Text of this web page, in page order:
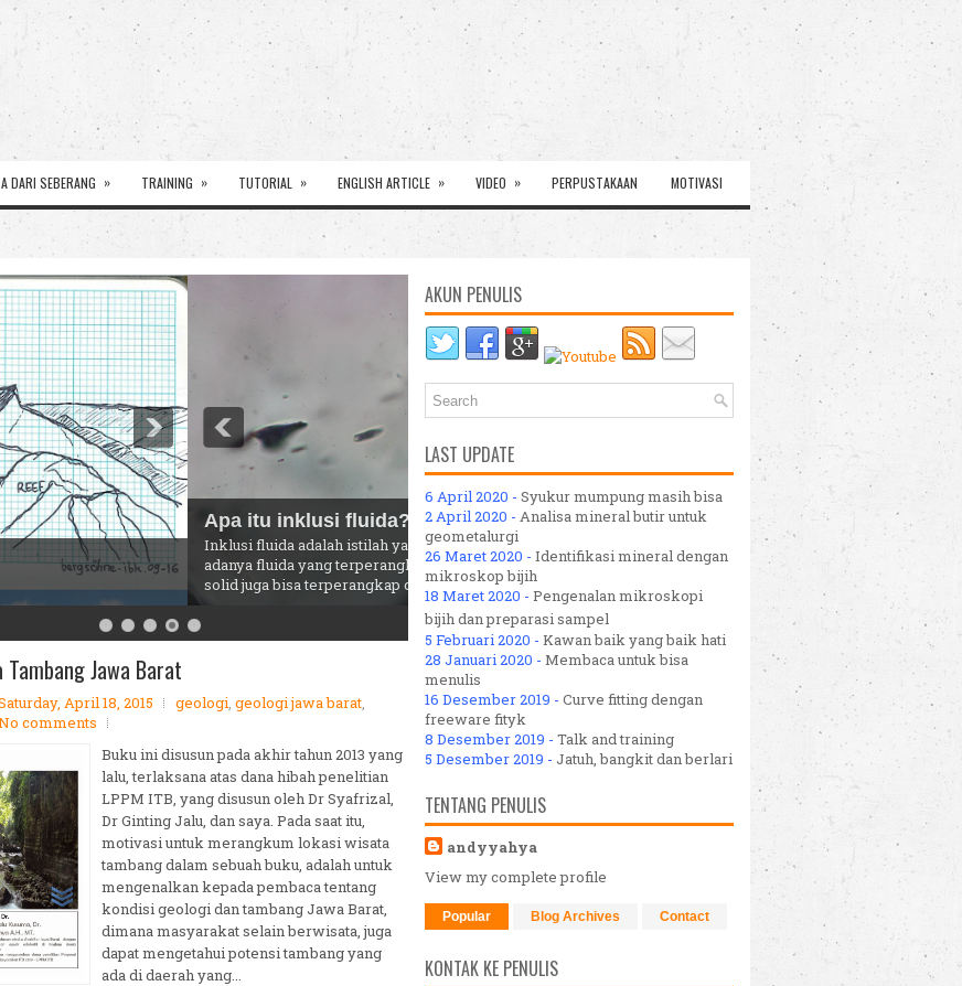
DARI SEBERANG » TRAINING » TUTORIAL » ENGLISH ARTICLE » VIDEO » PERPUSTAKAAN MOTIVASI
fluida?
adalah istilah yang digunakan untuk menjelaskan
yang terperangkap selama kristal tumbuh. Gas dan
terperangkap di dalam mineral.
Tambang Jawa Barat
April 18, 2015 geologi, geologi jawa barat,
comments
Buku ini disusun pada akhir tahun 2013 yang
lalu, terlaksana atas dana hibah penelitian
LPPM ITB, yang disusun oleh Dr Syafrizal,
Dr Ginting Jalu, dan saya. Pada saat itu,
motivasi untuk merangkum lokasi wisata
tambang dalam sebuah buku, adalah untuk
mengenalkan kepada pembaca tentang
kondisi geologi dan tambang Jawa Barat,
dimana masyarakat selain berwisata, juga
dapat mengetahui potensi tambang yang
ada di daerah yang...
AKUN PENULIS
LAST UPDATE
6 April 2020 - Syukur mumpung masih bisa
2 April 2020 - Analisa mineral butir untuk
geometalurgi
26 Maret 2020 - Identifikasi mineral dengan
mikroskop bijih
18 Maret 2020 - Pengenalan mikroskopi
bijih dan preparasi sampel
5 Februari 2020 - Kawan baik yang baik hati
28 Januari 2020 - Membaca untuk bisa
menulis
16 Desember 2019 - Curve fitting dengan
freeware fityk
8 Desember 2019 - Talk and training
5 Desember 2019 - Jatuh, bangkit dan berlari
TENTANG PENULIS
andyyahya
View my complete profile
Popular Blog Archives Contact
KONTAK KE PENULIS